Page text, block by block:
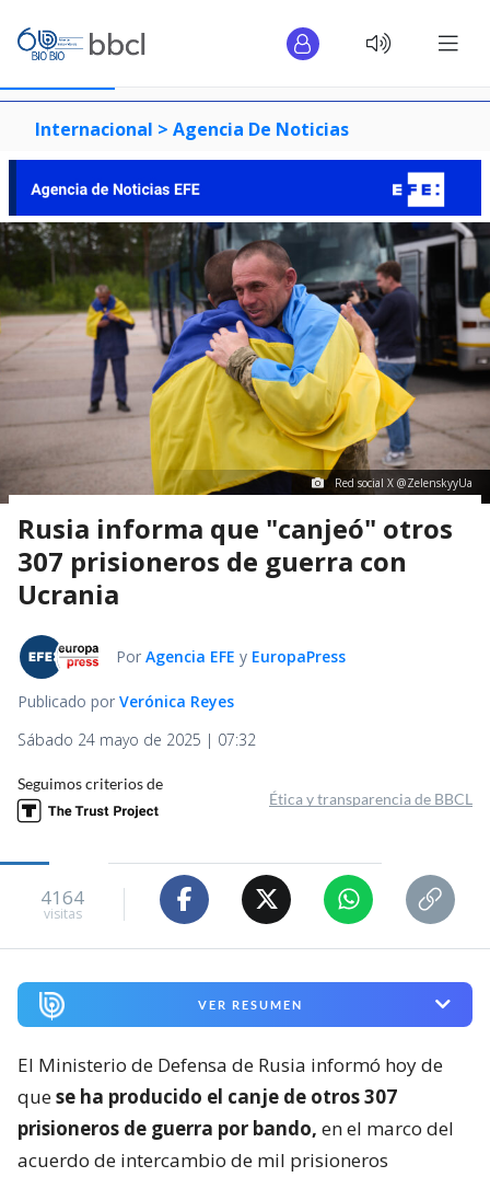
Internacional > Agencia De Noticias
Red social X @ZelenskyyUa
Rusia informa que "canjeó" otros
307 prisioneros de guerra con
Ucrania
Por Agencia EFE y EuropaPress
Publicado por Verónica Reyes
Sábado 24 mayo de 2025 | 07:32
Seguimos criterios de
Ética y transparencia de BBCL
4164
visitas
VER RESUMEN
El Ministerio de Defensa de Rusia informó hoy de
quese ha producido el canje de otros 307
prisioneros de guerra por bando, en el marco del
acuerdo de intercambio de mil prisioneros